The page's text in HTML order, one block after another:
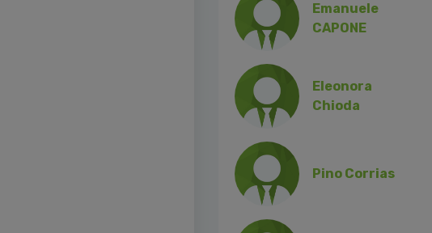
Emanuele
CAPONE
Eleonora
Chioda
Pino Corrias